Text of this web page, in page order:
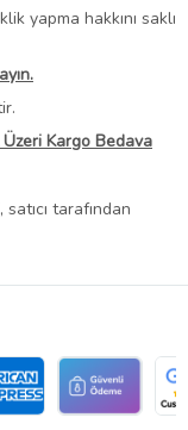
yapma hakkını saklı
Kargo Bedava
tarafından